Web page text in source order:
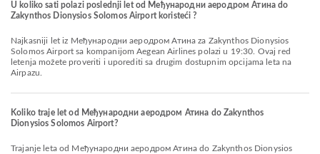
U koliko sati polazi poslednji let od Међународни аеродром Атина do
Zakynthos Dionysios Solomos Airport koristeći ?
Najkasniji let iz Међународни аеродром Атина za Zakynthos Dionysios
Solomos Airport sa kompanijom Aegean Airlines polazi u 19:30. Ovaj red
letenja možete proveriti i uporediti sa drugim dostupnim opcijama leta na
Airpazu.
Koliko traje let od Међународни аеродром Атина do Zakynthos
Dionysios Solomos Airport?
Trajanje leta od Међународни аеродром Атина do Zakynthos Dionysios